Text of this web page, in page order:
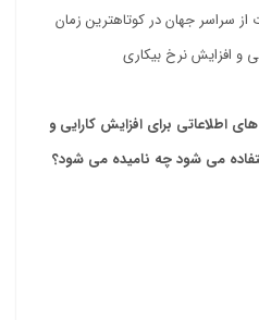
سراسر جهان در کوتاهترین زمان
افزایش نرخ بیکاری
های اطلاعاتی برای افزایش کارایی و
می شود چه نامیده می شود؟